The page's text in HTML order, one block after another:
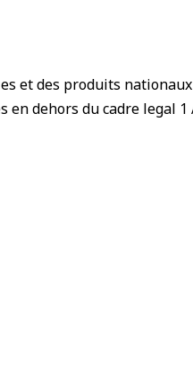
et des produits nationaux